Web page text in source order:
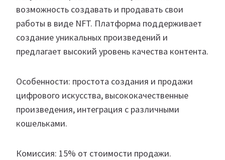
возможность создавать и продавать свои
работы в виде NFT. Платформа поддерживает
создание уникальных произведений и
предлагает высокий уровень качества контента.
Особенности: простота создания и продажи
цифрового искусства, высококачественные
произведения, интеграция с различными
кошельками.
Комиссия: 15% от стоимости продажи.